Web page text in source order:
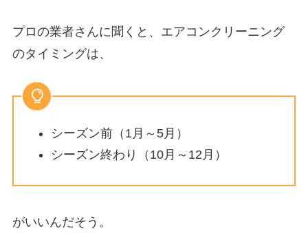
プロの業者さんに聞くと、エアコンクリーニング
のタイミングは、
シーズン前（1月～5月）
シーズン終わり（10月～12月）
がいいんだそう。